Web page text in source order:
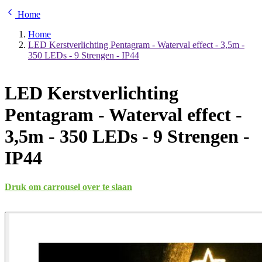
Home
Home
LED Kerstverlichting Pentagram - Waterval effect - 3,5m -
350 LEDs - 9 Strengen - IP44
LED Kerstverlichting
Pentagram - Waterval effect -
3,5m - 350 LEDs - 9 Strengen -
IP44
Druk om carrousel over te slaan